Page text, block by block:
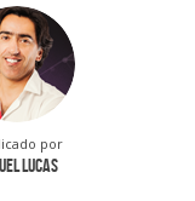
por
Lucas